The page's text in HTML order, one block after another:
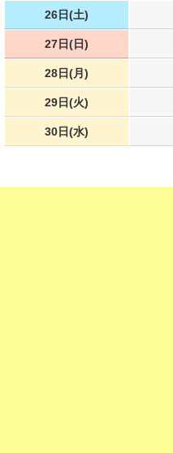
26日(土)
27日(日)
28日(月)
29日(火)
30日(水)